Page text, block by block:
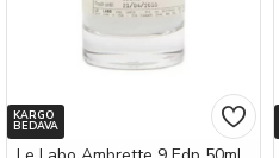
KARGO
BEDAVA